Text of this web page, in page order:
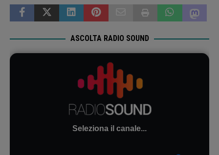
ASCOLTA RADIO SOUND
Seleziona il canale...